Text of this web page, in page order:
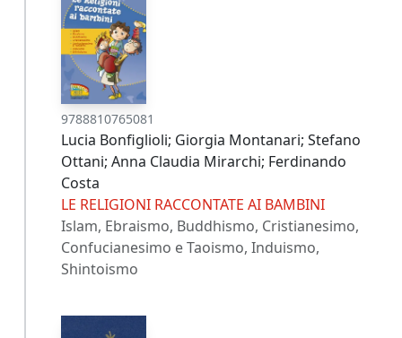
9788810765081
Lucia Bonfiglioli; Giorgia Montanari; Stefano
Ottani; Anna Claudia Mirarchi; Ferdinando
Costa
LE RELIGIONI RACCONTATE AI BAMBINI
Islam, Ebraismo, Buddhismo, Cristianesimo,
Confucianesimo e Taoismo, Induismo,
Shintoismo